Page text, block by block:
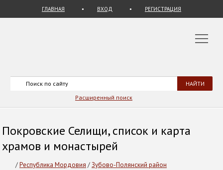
ГЛАВНАЯ ВХОД РЕГИСТРАЦИЯ
Расширенный поиск
Покровские Селищи, список и карта
храмов и монастырей
/Республика Мордовия /Зубово-Полянский район